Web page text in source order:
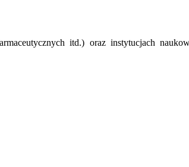
itd.) oraz instytucjach